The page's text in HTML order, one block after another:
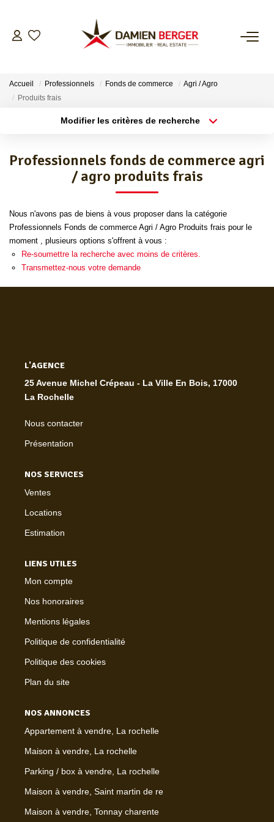
CONTACT
Accueil Professionnels Fonds de commerce
Agri / Agro
Produits frais
Modifier les critères de recherche
Budget max
Professionnels fonds de commerce agri
/ agro produits frais
Nous n'avons pas de biens à vous proposer dans la catégorie
Professionnels Fonds de commerce Agri / Agro Produits frais pour le
moment , plusieurs options s'offrent à vous :
Re-soumettre la recherche avec moins de critères.
Transmettez-nous votre demande
L'AGENCE
25 Avenue Michel Crépeau - La Ville En Bois, 17000
La Rochelle
Nous contacter
Présentation
NOS SERVICES
Ventes
Locations
Estimation
LIENS UTILES
Mon compte
Nos honoraires
Mentions légales
Politique de confidentialité
Politique des cookies
Plan du site
NOS ANNONCES
Appartement à vendre, La rochelle
Maison à vendre, La rochelle
Parking / box à vendre, La rochelle
Maison à vendre, Saint martin de re
Maison à vendre, Tonnay charente